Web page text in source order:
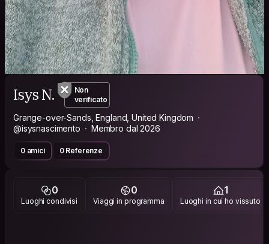
Isys N.
Non
verificato
Grange-over-Sands, England, United Kingdom
@isysnascimento
Membro dal 2026
0 amici 0 Referenze
0
Luoghi condivisi
0
Viaggi in programma
1
Luoghi in cui ho vissuto